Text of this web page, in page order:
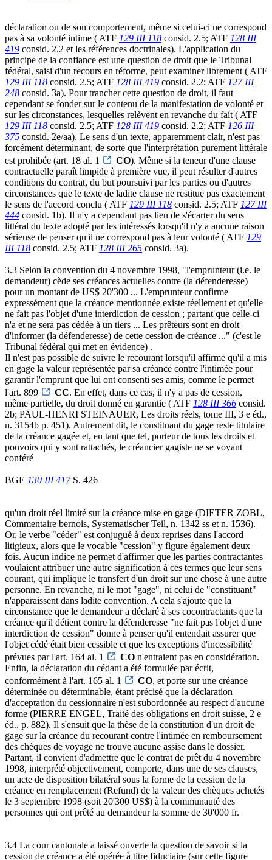
déclaration ou de son comportement, même si celui-ci ne correspond
pas à sa volonté intime ( ATF 129 III 118 consid. 2.5; ATF 128 III
419 consid. 2.2 et les références doctrinales). L'application du
principe de la confiance est une question de droit que le Tribunal
fédéral, saisi d'un recours en réforme, peut examiner librement ( ATF
129 III 118 consid. 2.5; ATF 128 III 419 consid. 2.2; ATF 127 III
248 consid. 3a). Pour trancher cette question de droit, il faut
cependant se fonder sur le contenu de la manifestation de volonté et
sur les circonstances, lesquelles relèvent en revanche du fait ( ATF
129 III 118 consid. 2.5; ATF 128 III 419 consid. 2.2; ATF 126 III
375 consid. 2e/aa). Le sens d'un texte, apparemment clair, n'est pas
forcément déterminant, de sorte que l'interprétation purement littérale
est prohibée (art. 18 al. 1
CO). Même si la teneur d'une clause
contractuelle paraît limpide à première vue, il peut résulter d'autres
conditions du contrat, du but poursuivi par les parties ou d'autres
circonstances que le texte de ladite clause ne restitue pas exactement
le sens de l'accord conclu ( ATF 129 III 118 consid. 2.5; ATF 127 III
444 consid. 1b). Il n'y a cependant pas lieu de s'écarter du sens
littéral du texte adopté par les intéressés lorsqu'il n'y a aucune raison
sérieuse de penser qu'il ne correspond pas à leur volonté ( ATF 129
III 118 consid. 2.5; ATF 128 III 265 consid. 3a).
3.3 Selon la convention du 4 novembre 1998, "l'emprunteur (i.e. le
demandeur) cède ses créances actuelles contre (la défenderesse)
pour un montant de US$ 20'300 ... L'emprunteur confirme
expressément que la créance mentionnée existe réellement et qu'elle
ne fait pas l'objet d'une interdiction de cession ; partant que celle-ci
n'a et ne sera pas cédée à un tiers ... Les prêteurs sont en droit
d'informer (la défenderesse) de cette cession de créance ..." (c'est le
Tribunal fédéral qui met en évidence) .
Il n'est pas possible de suivre le recourant lorsqu'il affirme qu'il a mis
en gage la valeur représentée par sa créance contre l'intimée pour
garantir l'emprunt que lui ont consenti ses amis, comme le permet
l'art. 899
CC. En effet, dans ce cas, il n'y a pas de cession,
même partielle, du droit donné en garantie ( ATF 128 III 366 consid.
2b; PAUL-HENRI STEINAUER, Les droits réels, tome III, 3 e éd.,
n. 3154b p. 451). Autrement dit, le constituant du gage reste titulaire
de la créance gagée et, en tant que tel, porteur de tous les droits et
pouvoirs qui y sont rattachés, le créancier gagiste ne se voyant
conféré
BGE 130 III 417S. 426
qu'un droit réel limité sur la créance mise en gage (DIETER ZOBL,
Commentaire bernois, Systematischer Teil, n. 1342 ss et n. 1536).
Or, le verbe "céder" est conjugué à deux reprises dans l'accord
litigieux, alors que le vocable "cession" y figure également deux
fois. Aucun indice ne permet d'affirmer que les parties contractantes
voulaient attribuer une autre signification à ces termes que leur sens
courant, qui implique le transfert d'un droit sur une chose à une autre
personne. En revanche, ni le mot "gage", ni celui de "constituant"
n'apparaissent dans ladite convention. A cela s'ajoute que la
circonstance que le demandeur a déclaré à ses cocontractants que la
créance qu'il détient contre la défenderesse "ne fait pas l'objet d'une
interdiction de cession" donne à penser qu'il entendait assurer que
l'objet cédé était bien cessible et que les exceptions d'incessibilité
prévues par l'art. 164 al. 1
CO n'entraient pas en considération.
Enfin, la déclaration du cédant a été formulée par écrit,
conformément à l'art. 165 al. 1
CO, et porte sur une créance
déterminée ou déterminable, étant précisé que la déclaration
d'acceptation du cessionnaire n'est subordonnée au respect d'aucune
forme (PIERRE ENGEL, Traité des obligations en droit suisse, 2 e
éd., p. 882). Il s'ensuit que la thèse de la constitution d'un droit de
gage sur la créance du recourant contre l'intimée en remboursement
des chèques de voyage ne trouve aucune assise dans le dossier.
Partant, il convient d'admettre que le contrat de prêt du 4 novembre
1998, interprété objectivement, comporte, dans une de ses clauses,
un acte de disposition bilatéral sous la forme de la cession de la
créance en remplacement (Refund) de la valeur des chèques achetés
le 3 septembre 1998 (soit 20'300 US$) à la communauté des
personnes qui ont prêté au demandeur la somme de 30'000 fr.
3.4 La cour cantonale a laissé ouverte la question de savoir si la
cession de créance a été opérée à titre fiduciaire (sur cette figure